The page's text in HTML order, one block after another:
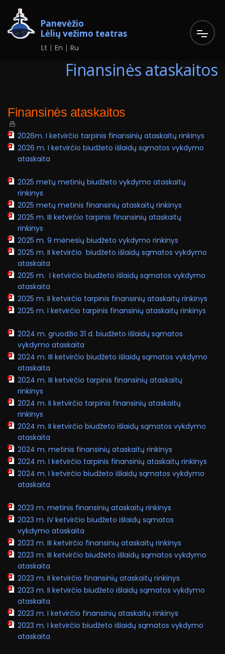
Panevėžio
Lėlių vežimo teatras
Lt En Ru
Finansinės ataskaitos
Finansinės ataskaitos
2026m. I ketvirčio tarpinis finansinių ataskaitų rinkinys
2026 m. I ketvirčio biudžeto išlaidų sąmatos vykdymo
ataskaita
2025 metų metinių biudžeto vykdymo ataskaitų
rinkinys
2025 metų metinis finansinių ataskaitų rinkinys
2025 m. III ketvirčio tarpinis finansinių ataskaitų
rinkinys
2025 m. 9 mėnesių biudžeto vykdymo rinkinys
2025 m. II ketvirčio biudžeto išlaidų sąmatos vykdymo
ataskaita
2025 m. I ketvirčio biudžeto išlaidų sąmatos vykdymo
ataskaita
2025 m. II ketvirčio tarpinis finansinių ataskaitų rinkinys
2025 m. I ketvirčio tarpinis finansinių ataskaitų rinkinys
2024 m. gruodžio 31 d. biudžeto išlaidų sąmatos
vykdymo ataskaita
2024 m. III ketvirčio biudžeto išlaidų sąmatos vykdymo
ataskaita
2024 m. III ketvirčio tarpinis finansinių ataskaitų
rinkinys
2024 m. II ketvirčio tarpinis finansinių ataskaitų
rinkinys
2024 m. II ketvirčio biudžeto išlaidų sąmatos vykdymo
ataskaita
2024 m. metinis finansinių ataskaitų rinkinys
2024 m. I ketvirčio tarpinis finansinių ataskaitų rinkinys
2024 m. I ketvirčio biudžeto išlaidų sąmatos vykdymo
ataskaita
2023 m. metinis finansinių ataskaitų rinkinys
2023 m. IV ketvirčio biudžeto išlaidų sąmatos
vykdymo ataskaita
2023 m. III ketvirčio finansinių ataskaitų rinkinys
2023 m. III ketvirčio biudžeto išlaidų sąmatos vykdymo
ataskaita
2023 m. II ketvirčio finansinių ataskaitų rinkinys
2023 m. II ketvirčio biudžeto išlaidų sąmatos vykdymo
ataskaita
2023 m. I ketvirčio finansinių ataskaitų rinkinys
2023 m. I ketvirčio biudžeto išlaidų sąmatos vykdymo
ataskaita